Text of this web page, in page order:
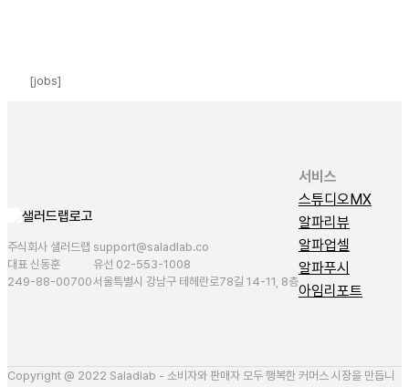
[jobs]
주식회사 샐러드랩
대표 신동훈
249-88-00700
support@saladlab.co
유선 02-553-1008
서울특별시 강남구 테헤란로78길 14-11, 8층
서비스
스튜디오MX
알파리뷰
알파업셀
알파푸시
아임리포트
Copyright @ 2022 Saladlab - 소비자와 판매자 모두 행복한 커머스 시장을 만듭니